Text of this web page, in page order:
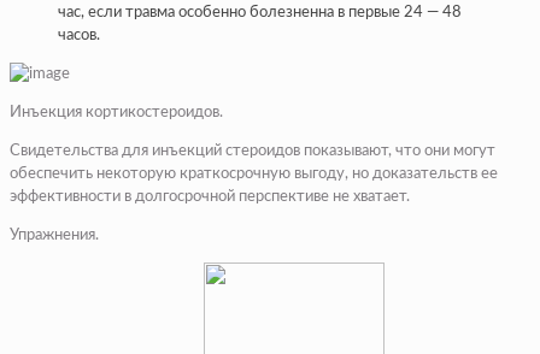
час, если травма особенно болезненна в первые 24 — 48
часов.
Инъекция кортикостероидов.
Свидетельства для инъекций стероидов показывают, что они могут
обеспечить некоторую краткосрочную выгоду, но доказательств ее
эффективности в долгосрочной перспективе не хватает.
Упражнения.